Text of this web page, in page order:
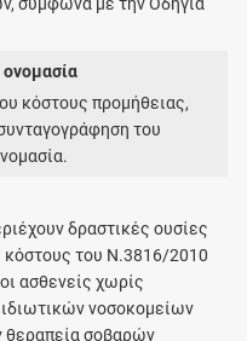
κόστους προμήθειας,
του
δραστικές ουσίες
του Ν.3816/2010
ασθενείς χωρίς
νοσοκομείων
θεραπεία σοβαρών